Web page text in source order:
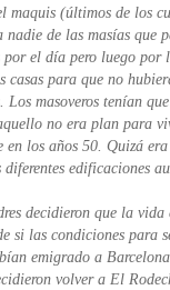
maquis (últimos de los
de las masías que
el día pero luego por
casas para que no
masoveros tenían
no era plan para
en los años 50. Quizá
diferentes edificaciones
decidieron que la vida
si las condiciones para
emigrado a
volver a El